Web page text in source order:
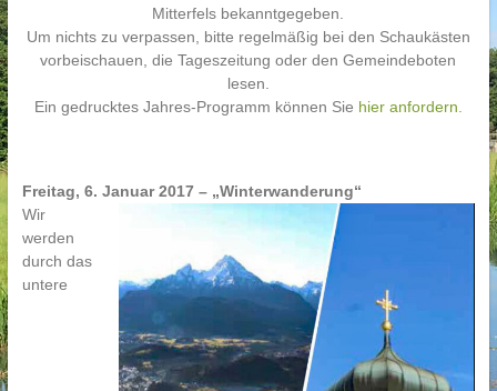
Mitterfels bekanntgegeben.
Um nichts zu verpassen, bitte regelmäßig bei den Schaukästen
vorbeischauen, die Tageszeitung oder den Gemeindeboten
lesen.
Ein gedrucktes Jahres-Programm können Sie hier anfordern.
Freitag, 6. Januar 2017 – „Winterwanderung“
Wir
werden
durch das
untere